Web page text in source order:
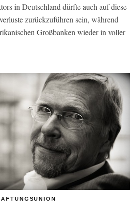
in Deutschland dürfte auch auf diese
zurückzuführen sein, während
Großbanken wieder in voller